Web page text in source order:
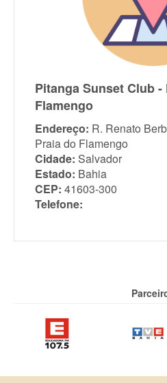
Pitanga Sunset Club -
Flamengo
Endereço: R. Renato
Praia do Flamengo
Cidade: Salvador
Estado: Bahia
CEP: 41603-300
Telefone: